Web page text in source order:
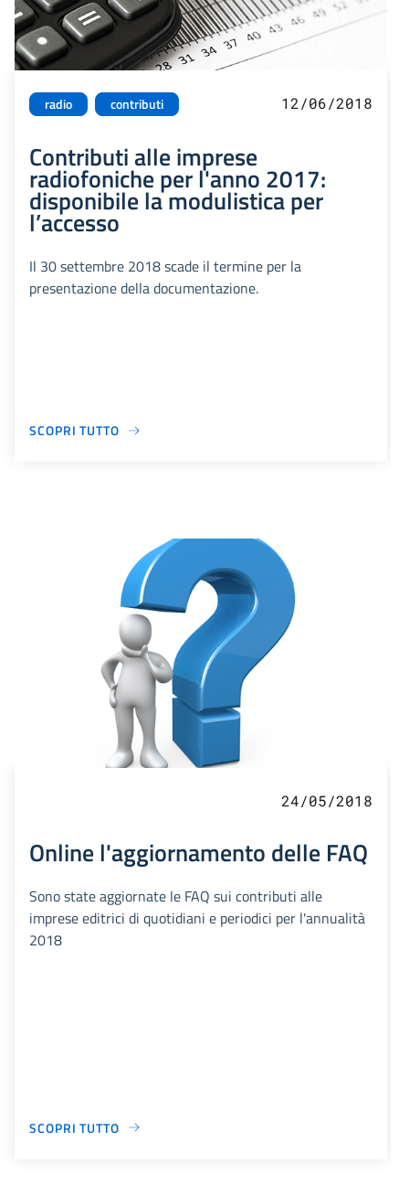
radio contributi 12/06/2018
Contributi alle imprese
radiofoniche per l'anno 2017:
disponibile la modulistica per
l’accesso
Il 30 settembre 2018 scade il termine per la
presentazione della documentazione.
SCOPRI TUTTO
24/05/2018
Online l'aggiornamento delle FAQ
Sono state aggiornate le FAQ sui contributi alle
imprese editrici di quotidiani e periodici per l'annualità
2018
SCOPRI TUTTO